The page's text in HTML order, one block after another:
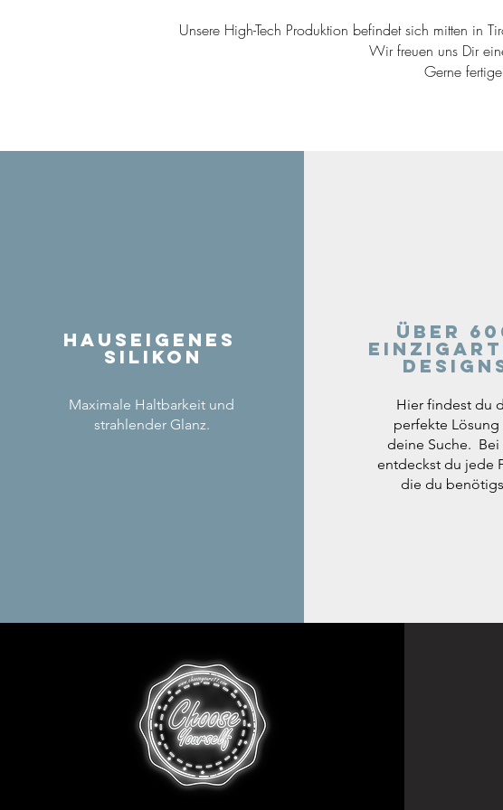
Unsere High-Tech Produktion befindet sich mitten in
Wir freuen uns Dir
Gerne
Hauseigenes
Silikon
Maximale Haltbarkeit und
strahlender Glanz.
Über
Hier findest du
perfekte Lösung
deine Suche. Bei
entdeckst du jede
die du